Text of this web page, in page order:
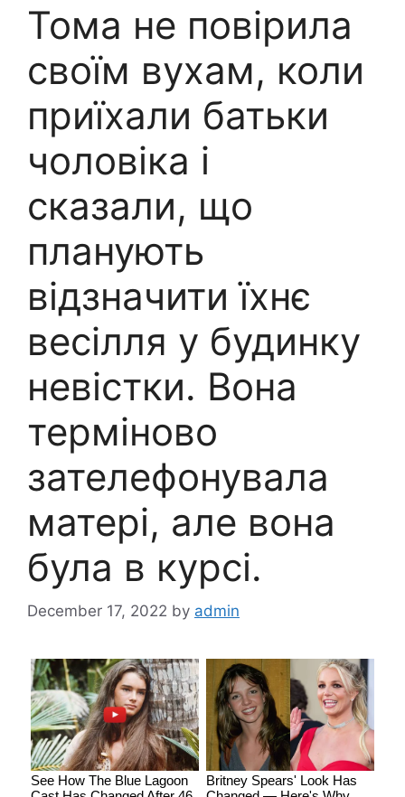
Тома не повірила
своїм вухам, коли
приїхали батьки
чоловіка і
сказали, що
планують
відзначити їхнє
весілля у будинку
невістки. Вона
теpміново
зателефонувала
матері, але вона
була в курсі.
December 17, 2022 by admin